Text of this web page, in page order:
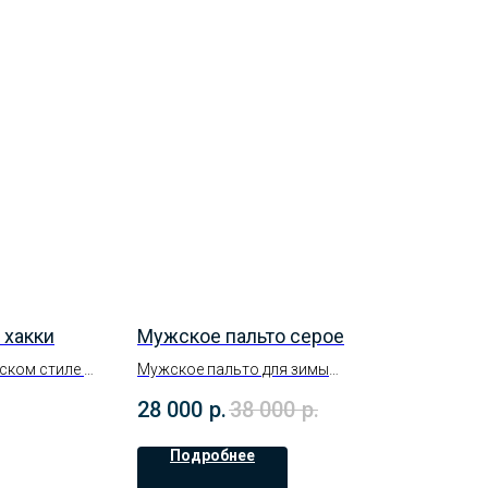
стиле с
Мужское пальто серое
Мужское пальто для зимы
Размерный ряд : 48-56р.
28 000 р.38 000 р.
Подробнее